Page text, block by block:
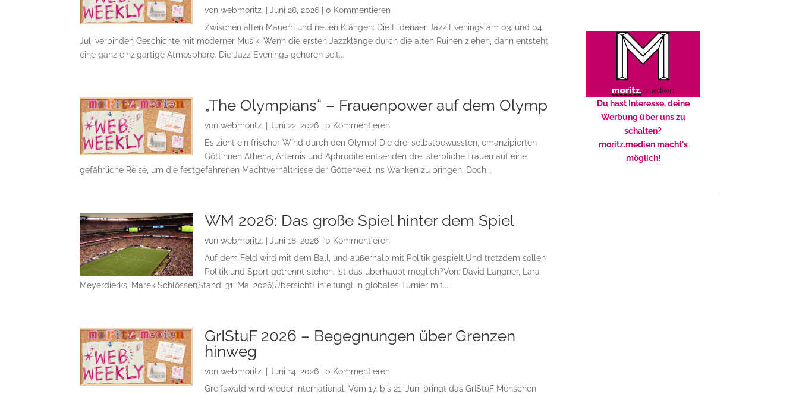
vonwebmoritz. |Juni 28, 2026 | 0 Kommentieren
Zwischen alten Mauern und neuen Klängen: Die Eldenaer Jazz Evenings am 03. und 04.
Juli verbinden Geschichte mit moderner Musik. Wenn die ersten Jazzklänge durch die alten Ruinen ziehen, dann entsteht
eine ganz einzigartige Atmosphäre. Die Jazz Evenings gehören seit...
„The Olympians“ – Frauenpower auf dem Olymp
vonwebmoritz. |Juni 22, 2026 | 0 Kommentieren
Es zieht ein frischer Wind durch den Olymp! Die drei selbstbewussten, emanzipierten
Göttinnen Athena, Artemis und Aphrodite entsenden drei sterbliche Frauen auf eine
gefährliche Reise, um die festgefahrenen Machtverhältnisse der Götterwelt ins Wanken zu bringen. Doch...
WM 2026: Das große Spiel hinter dem Spiel
vonwebmoritz. |Juni 18, 2026 | 0 Kommentieren
Auf dem Feld wird mit dem Ball, und außerhalb mit Politik gespielt.Und trotzdem sollen
Politik und Sport getrennt stehen. Ist das überhaupt möglich?Von: David Langner, Lara
Meyerdierks, Marek Schlösser(Stand: 31. Mai 2026)ÜbersichtEinleitungEin globales Turnier mit...
GrIStuF 2026 – Begegnungen über Grenzen
hinweg
vonwebmoritz. |Juni 14, 2026 | 0 Kommentieren
Greifswald wird wieder international: Vom 17. bis 21. Juni bringt das GrIStuF Menschen
Du hast Interesse, deine
Werbung über uns zu
schalten?
moritz.medien macht's
möglich!